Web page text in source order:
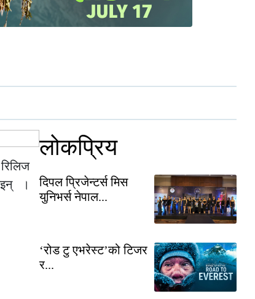
।
लोकप्रिय
दिपल प्रिजेन्टर्स मिस
युनिभर्स नेपाल...
‘रोड टु एभरेस्ट’को टिजर
र...